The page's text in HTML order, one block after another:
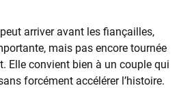
arriver avant les fiançailles,
mais pas encore tournée
Elle convient bien à un couple qui
forcément accélérer l’histoire.